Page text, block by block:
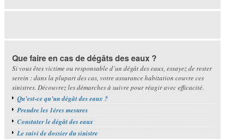
Que faire en cas de dégâts des eaux ?
Si vous êtes victime ou responsable d’un dégât des eaux, essayez de rester
serein : dans la plupart des cas, votre assurance habitation couvre ces
sinistres. Découvrez les démarches à suivre pour réagir avec efficacité.
Qu’est-ce qu’un dégât des eaux ?
Prendre les 1ères mesures
Constater le dégât des eaux
Le suivi de dossier du sinistre